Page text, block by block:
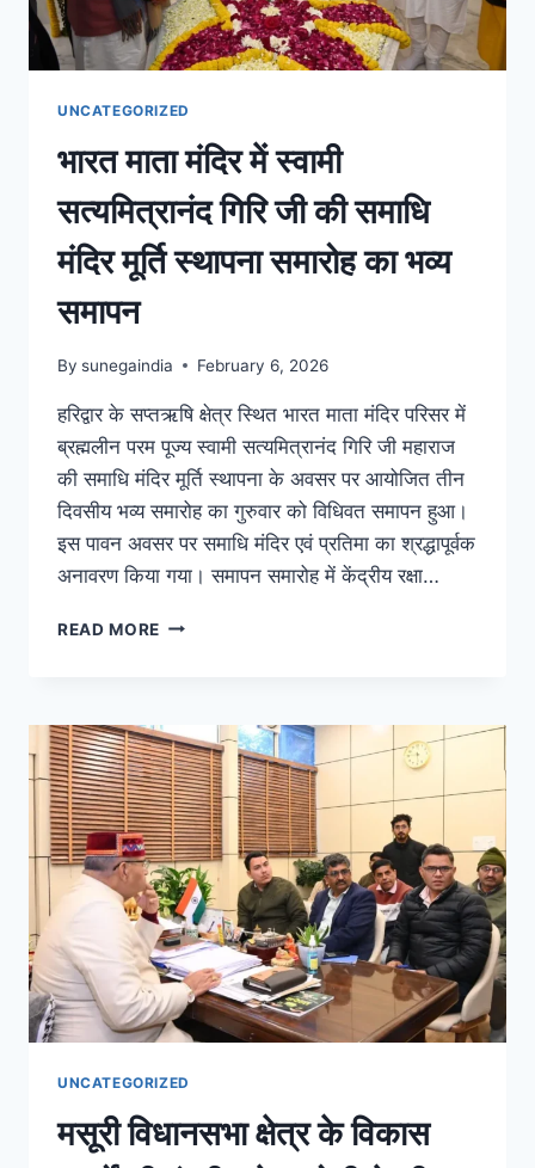
UNCATEGORIZED
भारत माता मंदिर में स्वामी
सत्यमित्रानंद गिरि जी की समाधि
मंदिर मूर्ति स्थापना समारोह का भव्य
समापन
By sunegaindia February 6, 2026
हरिद्वार के सप्तऋषि क्षेत्र स्थित भारत माता मंदिर परिसर में
ब्रह्मलीन परम पूज्य स्वामी सत्यमित्रानंद गिरि जी महाराज
की समाधि मंदिर मूर्ति स्थापना के अवसर पर आयोजित तीन
दिवसीय भव्य समारोह का गुरुवार को विधिवत समापन हुआ।
इस पावन अवसर पर समाधि मंदिर एवं प्रतिमा का श्रद्धापूर्वक
अनावरण किया गया। समापन समारोह में केंद्रीय रक्षा…
READ MORE
UNCATEGORIZED
मसूरी विधानसभा क्षेत्र के विकास